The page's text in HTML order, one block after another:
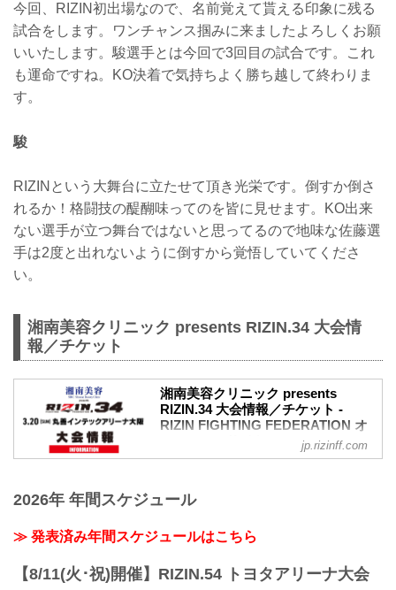
今回、RIZIN初出場なので、名前覚えて貰える印象に残る
試合をします。ワンチャンス掴みに来ましたよろしくお願
いいたします。駿選手とは今回で3回目の試合です。これ
も運命ですね。KO決着で気持ちよく勝ち越して終わりま
す。
駿
RIZINという大舞台に立たせて頂き光栄です。倒すか倒さ
れるか！格闘技の醍醐味ってのを皆に見せます。KO出来
ない選手が立つ舞台ではないと思ってるので地味な佐藤選
手は2度と出れないように倒すから覚悟していてくださ
い。
湘南美容クリニック presents RIZIN.34 大会情
報／チケット
湘南美容クリニック presents
RIZIN.34 大会情報／チケット -
RIZIN FIGHTING FEDERATION オ
湘南美容クリニック presents RIZIN.34
2022年3月20日（日）12:30開場（予定）/
14:00開始（予定）
※開場・開始時間は予定です。決定次第
RIZIN FFオフィシャルサイトにてご案内
jp.rizinff.com
2026年 年間スケジュール
≫ 発表済み年間スケジュールはこちら
【8/11(火･祝)開催】RIZIN.54 トヨタアリーナ大会